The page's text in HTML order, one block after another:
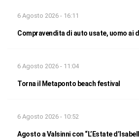
6 Agosto 2026 - 16:11
Compravendita di auto usate, uomo ai
6 Agosto 2026 - 11:04
Torna il Metaponto beach festival
6 Agosto 2026 - 10:52
Agosto a Valsinni con “L’Estate